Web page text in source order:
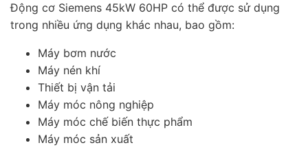
Động cơ Siemens 45kW 60HP có thể được sử dụng
trong nhiều ứng dụng khác nhau, bao gồm:
Máy bơm nước
Máy nén khí
Thiết bị vận tải
Máy móc nông nghiệp
Máy móc chế biến thực phẩm
Máy móc sản xuất